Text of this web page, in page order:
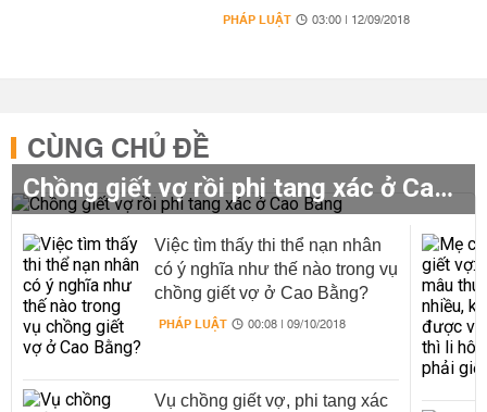
PHÁP LUẬT 03:00 | 12/09/2018
CÙNG CHỦ ĐỀ
Chồng giết vợ rồi phi tang xác ở Cao Bằng
Việc tìm thấy thi thể nạn nhân
có ý nghĩa như thế nào trong vụ
chồng giết vợ ở Cao Bằng?
PHÁP LUẬT 00:08 | 09/10/2018
Vụ chồng giết vợ, phi tang xác